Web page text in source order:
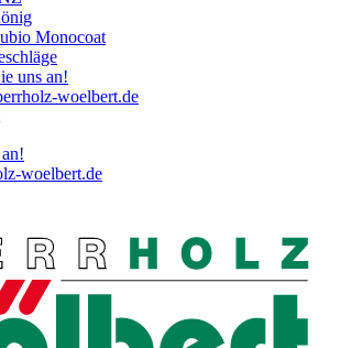
Monocoat
uns an!
woelbert.de
woelbert.de